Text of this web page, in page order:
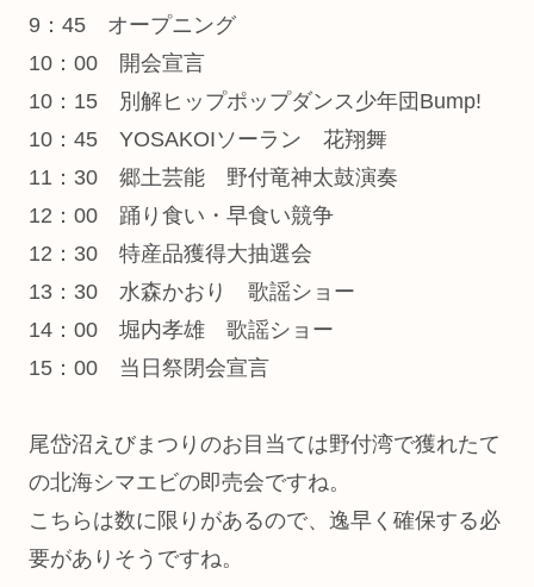
9：45 オープニング
10：00 開会宣言
10：15 別解ヒップポップダンス少年団Bump!
10：45 YOSAKOIソーラン 花翔舞
11：30 郷土芸能 野付竜神太鼓演奏
12：00 踊り食い・早食い競争
12：30 特産品獲得大抽選会
13：30 水森かおり 歌謡ショー
14：00 堀内孝雄 歌謡ショー
15：00 当日祭閉会宣言
尾岱沼えびまつりのお目当ては野付湾で獲れたて
の北海シマエビの即売会ですね。
こちらは数に限りがあるので、逸早く確保する必
要がありそうですね。